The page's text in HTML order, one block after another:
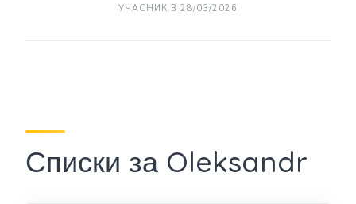
УЧАСНИК З 28/03/2026
Списки за Oleksandr